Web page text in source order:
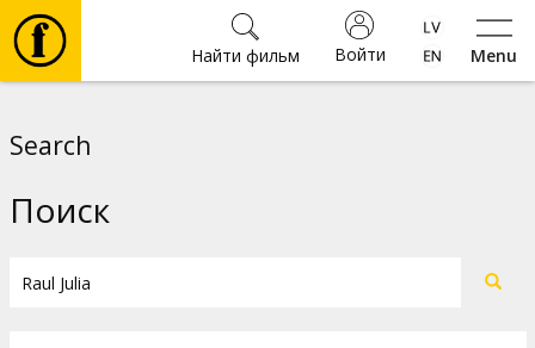
Menu
Войти
Найти фильм
Search
Поиск